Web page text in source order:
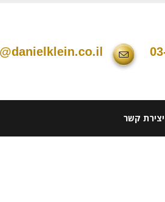
יצירת קשר